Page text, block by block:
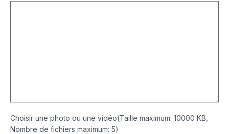
Choisir une photo ou une vidéo(Taille maximum: 10000 KB,
Nombre de fichiers maximum: 5)